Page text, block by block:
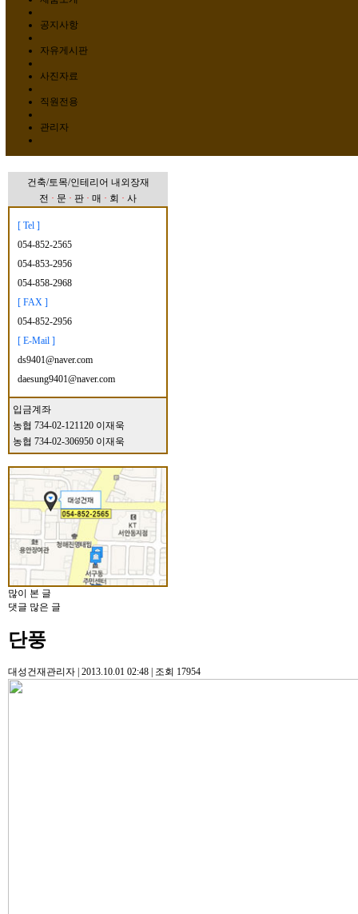
공지사항
자유게시판
사진자료
직원전용
관리자
건축/토목/인테리어 내외장재
전 · 문 · 판 · 매 · 회 · 사
[ Tel ]
054-852-2565
054-853-2956
054-858-2968
[ FAX ]
054-852-2956
[ E-Mail ]
ds9401@naver.com
daesung9401@naver.com
입금계좌
농협 734-02-121120 이재욱
농협 734-02-306950 이재욱
많이 본 글
댓글 많은 글
단풍
대성건재관리자 2013.10.01 02:48 조회 17954